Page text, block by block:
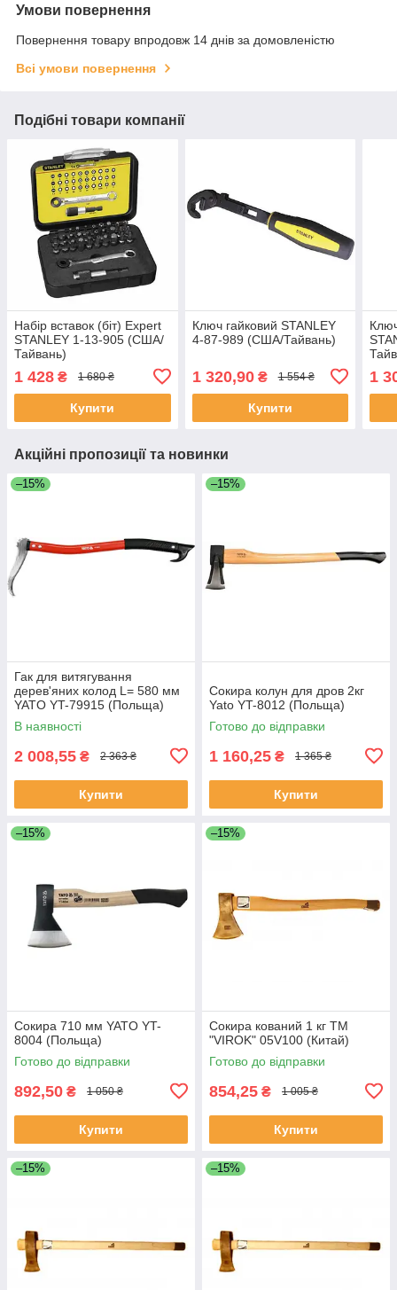
Умови повернення
Повернення товару впродовж 14 днів за домовленістю
Всі умови повернення
Подібні товари компанії
Набір вставок (біт) Expert
STANLEY 1-13-905 (США/
Тайвань)
1 428 ₴ 1 680 ₴
Купити
Ключ гайковий STANLEY
4-87-989 (США/Тайвань)
1 320,90₴ 1 554 ₴
Купити
1
Акційні пропозиції та новинки
–15%
Гак для витягування
дерев'яних колод L= 580 мм
YATO YT-79915 (Польща)
В наявності
2 008,55 ₴ 2 363 ₴
Купити
–15%
Сокира колун для дров 2кг
Yato YT-8012 (Польща)
Готово до відправки
1 160,25 ₴ 1 365 ₴
Купити
–15%
Сокира 710 мм YATO YT-
8004 (Польща)
Готово до відправки
892,50 ₴ 1 050 ₴
Купити
–15%
Сокира кований 1 кг ТМ
"VIROK" 05V100 (Китай)
Готово до відправки
854,25 ₴ 1 005 ₴
Купити
–15% –15%